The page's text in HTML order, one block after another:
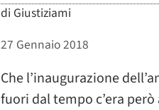
di Giustiziami
27 Gennaio 2018
Che l’inaugurazione
fuori dal tempo c’era